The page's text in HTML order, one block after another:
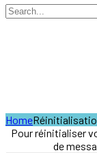
Home
Pour réinitialiser
de